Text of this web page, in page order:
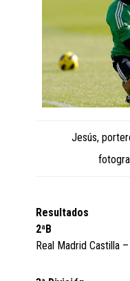
Jesús,
Resultados
2ªB
Real Madrid Castilla